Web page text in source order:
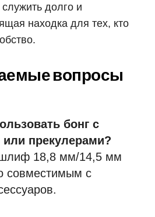
долго и
находка для тех, кто
вопросы
бонг с
прекулерами?
18,8 мм/14,5 мм
совместимым с